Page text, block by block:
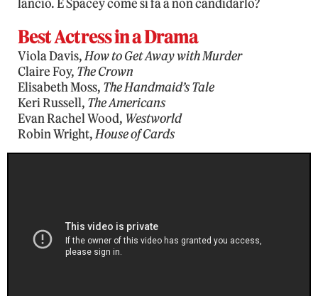
lancio. E Spacey come si fa a non candidarlo?
Best Actress in a Drama
Viola Davis,How to Get Away with Murder
Claire Foy, The Crown
Elisabeth Moss, The Handmaid’s Tale
Keri Russell, The Americans
Evan Rachel Wood, Westworld
Robin Wright,House of Cards